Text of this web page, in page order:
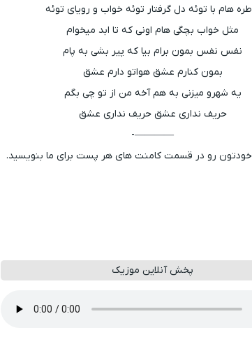
هام با توئه دل گرفتار توئه خواب و رویای توئه
مثل خواب بچگی هام اونی که تا ابد میخوام
نفس نفس بمون برام بیا که پیر بشی به پام
بمون کنارم عشق هواتو دارم عشق
یه شهرو میزنی به هم آخه من از تو چی بگم
حریف نداری عشق حریف نداری عشق
————-
خودتون رو در قسمت کامنت های هر پست برای ما بنویسید.
پخش آنلاین موزیک